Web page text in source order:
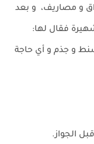
و مصاريف، و بعد
فقال لها:
و جذم و أي حاجة
الجواز.